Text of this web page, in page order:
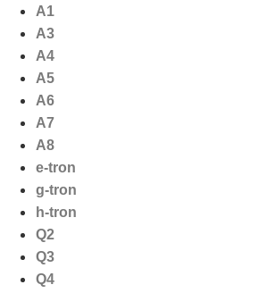
naar
inhoud
A1
A3
A4
A5
A6
A7
A8
e-tron
g-tron
h-tron
Q2
Q3
Q4